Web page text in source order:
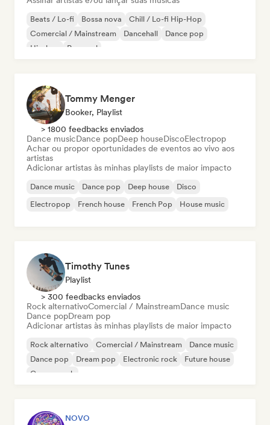
Beats / Lo-fi Bossa nova
Chill / Lo-fi Hip-Hop
Comercial / Mainstream
Dancehall
Dance pop
Hip-hop
Pop soul
Tommy Menger
Booker, Playlist
> 1800 feedbacks enviados
Dance musicDance popDeep houseDiscoElectropop
Achar ou propor oportunidades de eventos ao vivo aos
artistas
Adicionar artistas às minhas playlists de maior impacto
Dance music Dance pop Deep house
Disco
Electropop
French house French Pop House music
Timothy Tunes
Playlist
> 300 feedbacks enviados
Rock alternativoComercial / MainstreamDance music
Dance popDream pop
Adicionar artistas às minhas playlists de maior impacto
Rock alternativo Comercial / Mainstream
Dance music
Dance pop
Dream pop Electronic rock
Future house
Garage rock
NOVO